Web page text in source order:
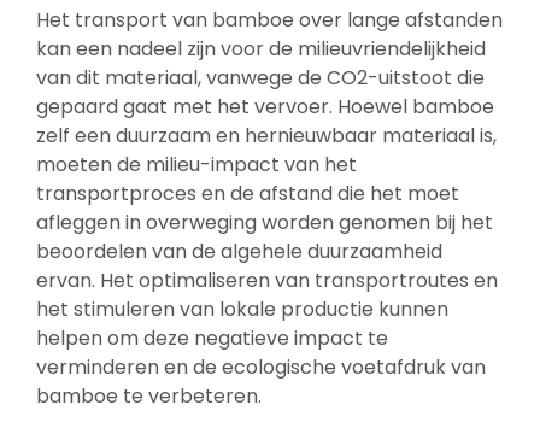
Het transport van bamboe over lange afstanden
kan een nadeel zijn voor de milieuvriendelijkheid
van dit materiaal, vanwege de CO2-uitstoot die
gepaard gaat met het vervoer. Hoewel bamboe
zelf een duurzaam en hernieuwbaar materiaal is,
moeten de milieu-impact van het
transportproces en de afstand die het moet
afleggen in overweging worden genomen bij het
beoordelen van de algehele duurzaamheid
ervan. Het optimaliseren van transportroutes en
het stimuleren van lokale productie kunnen
helpen om deze negatieve impact te
verminderen en de ecologische voetafdruk van
bamboe te verbeteren.